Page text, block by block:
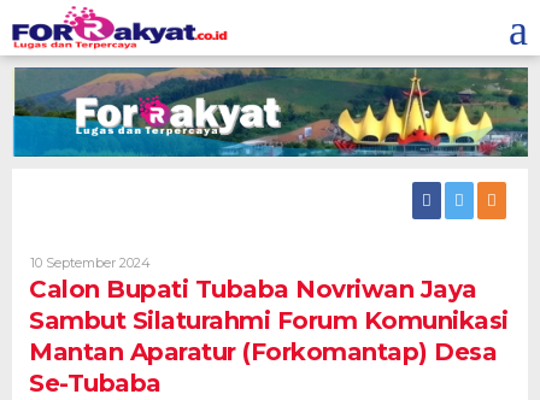
to
content
10 September 2024Oleh
R
Calon Bupati Tubaba Novriwan Jaya
Sambut Silaturahmi Forum Komunikasi
Mantan Aparatur (Forkomantap) Desa
Se-Tubaba